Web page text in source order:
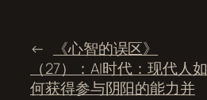
←
《心智的误区》
（27）：AI时代：现代人如
何获得参与阴阳的能力并